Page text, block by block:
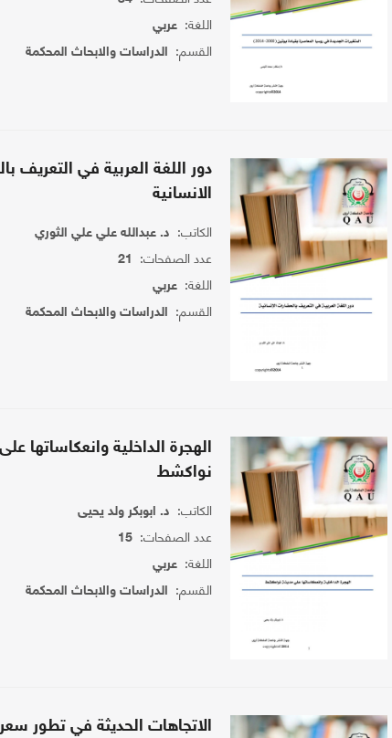
اللغة:عربي
القسم: الدراسات والابحاث المحكمة
دور اللغة العربية في التعريف
الانسانية
الكاتب: د. عبدالله علي علي الثوري
عدد الصفحات: 21
اللغة:عربي
القسم: الدراسات والابحاث المحكمة
الهجرة الداخلية وانعكاساتها
نواكشط
الكاتب: د. ابوبكر ولد يحيى
عدد الصفحات:15
اللغة:عربي
القسم: الدراسات والابحاث المحكمة
الاتجاهات الحديثة في تطور